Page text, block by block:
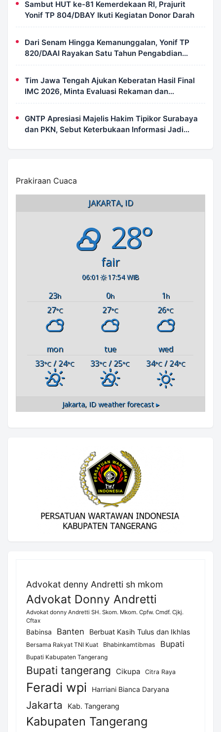
Sambut HUT ke-81 Kemerdekaan RI, Prajurit
Yonif TP 804/DBAY Ikuti Kegiatan Donor Darah
Dari Senam Hingga Kemanunggalan, Yonif TP
820/DAAI Rayakan Satu Tahun Pengabdian
dengan Semangat Kebersamaan
Tim Jawa Tengah Ajukan Keberatan Hasil Final
IMC 2026, Minta Evaluasi Rekaman dan
Scorecard Juri
GNTP Apresiasi Majelis Hakim Tipikor Surabaya
dan PKN, Sebut Keterbukaan Informasi Jadi
Prakiraan Cuaca
JAKARTA, ID
28°
fair
06:01 17:54 WIB
23h 0h 1h
27°C 27°C 26°C
mon tue
wed
33°C / 24°C 33°C / 25°C 34°C/ 24°C
Jakarta, IDweather forecast ▸
Advokat denny Andretti sh mkom
Advokat Donny Andretti
Advokat donny Andretti SH. Skom. Mkom. Cpfw. Cmdf. Cjkj.
Cftax
Babinsa Banten Berbuat Kasih Tulus dan Ikhlas
Bersama Rakyat TNI Kuat Bhabinkamtibmas Bupati
Bupati Kabupaten Tangerang
Bupati tangerang Cikupa Citra Raya
Feradi wpi Harriani Bianca Daryana
Jakarta Kab. Tangerang
Kabupaten Tangerang